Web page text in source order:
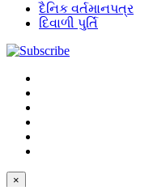
દૈનિક વર્તમાનપત્ર
દિવાળી પુર્તિ
×